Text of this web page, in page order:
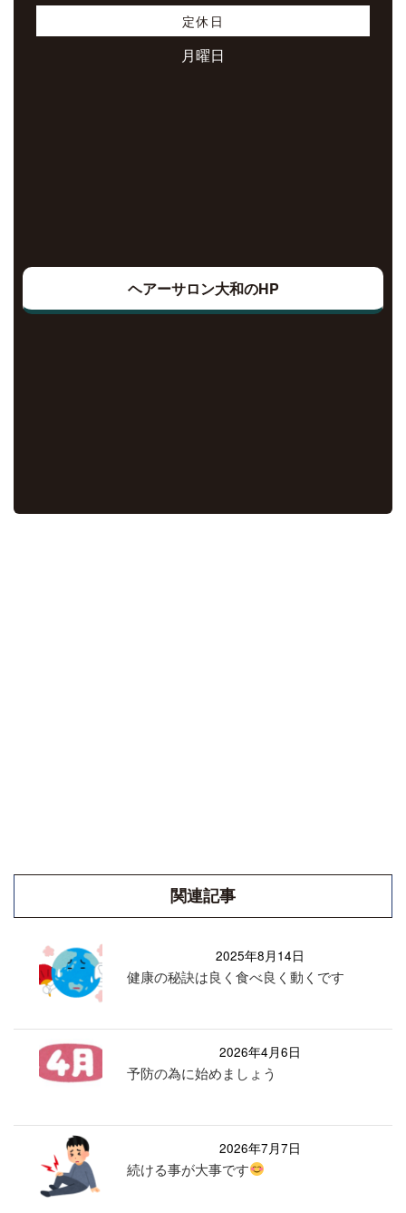
定休日
月曜日
ヘアーサロン大和のHP
関連記事
2025年8月14日
健康の秘訣は良く食べ良く動くです
2026年4月6日
予防の為に始めましょう
2026年7月7日
続ける事が大事です